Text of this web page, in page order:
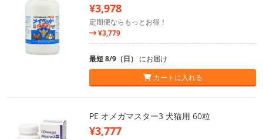
¥3,978
定期便ならもっとお得！
¥3,779
最短 8/9（日） にお届け
カートに入れる
PE オメガマスター3 犬猫用 60粒
¥3,777